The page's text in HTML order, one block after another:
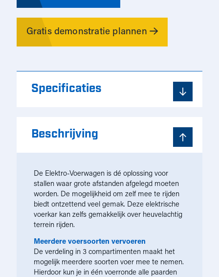
Gratis demonstratie plannen
Specificaties
Beschrijving
De Elektro-Voerwagen is dé oplossing voor
stallen waar grote afstanden afgelegd moeten
worden. De mogelijkheid om zelf mee te rijden
biedt ontzettend veel gemak. Deze elektrische
voerkar kan zelfs gemakkelijk over heuvelachtig
terrein rijden.
Meerdere voersoorten vervoeren
De verdeling in 3 compartimenten maakt het
mogelijk meerdere soorten voer mee te nemen.
Hierdoor kun je in één voerronde alle paarden